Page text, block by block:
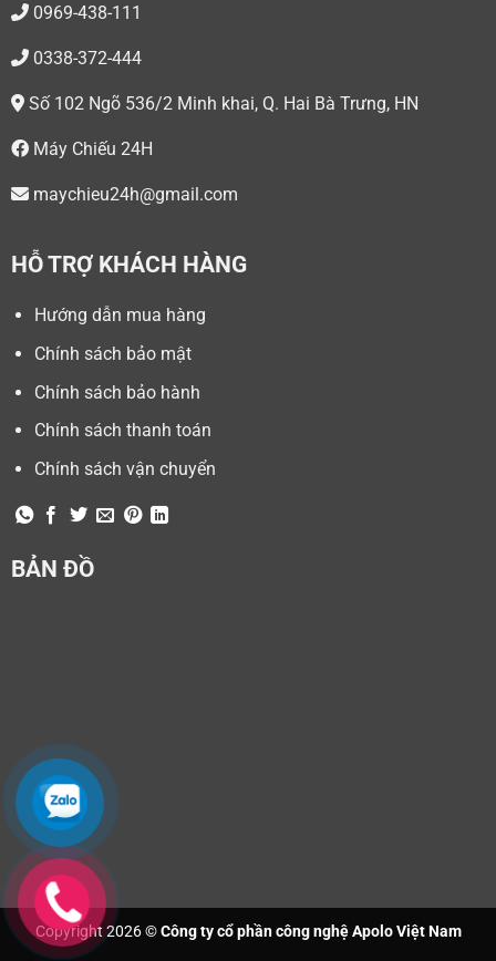
0969-438-111
0338-372-444
Số 102 Ngõ 536/2 Minh khai, Q. Hai Bà Trưng, HN
Máy Chiếu 24H
maychieu24h@gmail.com
HỖ TRỢ KHÁCH HÀNG
Hướng dẫn mua hàng
Chính sách bảo mật
Chính sách bảo hành
Chính sách thanh toán
Chính sách vận chuyển
BẢN ĐỒ
Copyright 2026 ©Công ty cổ phần công nghệ Apolo Việt Nam